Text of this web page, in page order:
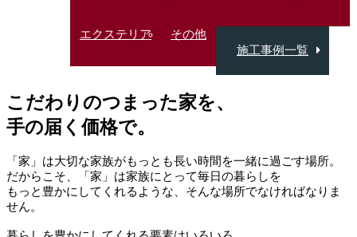
エネ性
エクステリア
その他
施工事例一覧
こだわり のつまった家を、
手の届く価格で。
「家」は大切な家族がもっとも長い時間を一緒に過ごす場所。
だからこそ、「家」は家族にとって毎日の暮らしを
もっと豊かにしてくれるような、そんな場所でなければなりま
せん。